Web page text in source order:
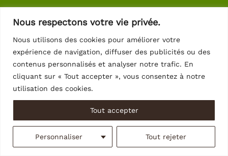
Nous respectons votre vie privée.
Nous utilisons des cookies pour améliorer votre
expérience de navigation, diffuser des publicités ou des
contenus personnalisés et analyser notre trafic. En
cliquant sur « Tout accepter », vous consentez à notre
utilisation des cookies.
Personnaliser Tout rejeter
Tout accepter
Account details
Downloads
Addresses